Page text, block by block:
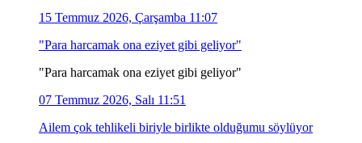
15 Temmuz 2026, Çarşamba 11:07
"Para harcamak ona eziyet gibi geliyor"
"Para harcamak ona eziyet gibi geliyor"
07 Temmuz 2026, Salı 11:51
Ailem çok tehlikeli biriyle birlikte olduğumu söylüyor